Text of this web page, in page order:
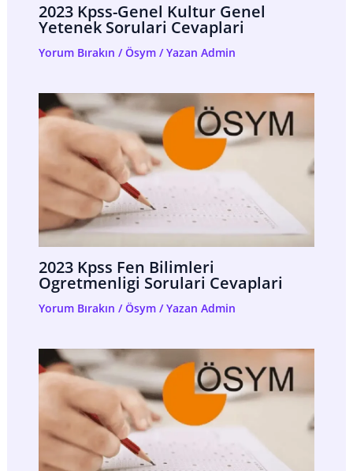
2023 Kpss-Genel Kultur Genel
Yetenek Sorulari Cevaplari
Yorum Bırakın /Ösym/ Yazan Admin
2023 Kpss Fen Bilimleri
Ogretmenligi Sorulari Cevaplari
Yorum Bırakın /Ösym/ Yazan Admin